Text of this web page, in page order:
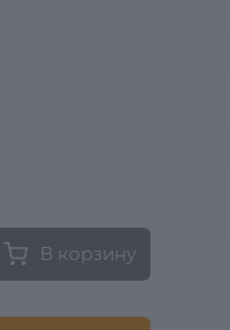
В корзину